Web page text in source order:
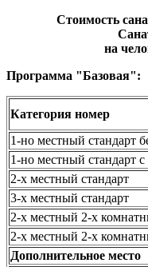
Стоимость
на
Программа "Базовая":
Категория номер
1-но местный стандарт
1-но местный стандарт
2-х местный стандарт
3-х местный стандарт
2-х местный 2-х
2-х местный 2-х
Дополнительное место